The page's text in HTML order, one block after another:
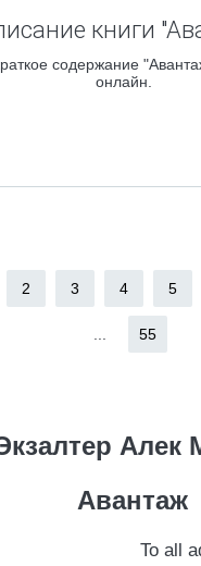
книги
содержание
онлайн.
2 3 4 5
55
Алек
Авантаж
To all